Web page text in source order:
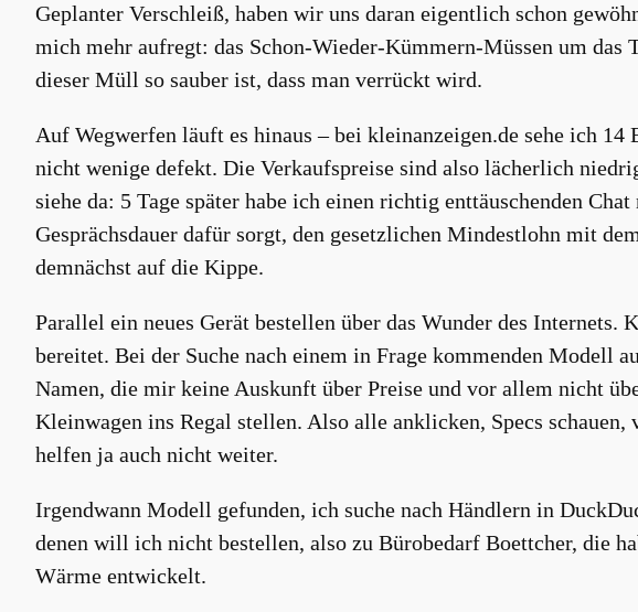
Geplanter Verschleiß, haben wir uns daran eigentlich schon
mich mehr aufregt: das Schon-Wieder-Kümmern-Müssen um das
dieser Müll so sauber ist, dass man verrückt wird.
Auf Wegwerfen läuft es hinaus – bei kleinanzeigen.de sehe ich
nicht wenige defekt. Die Verkaufspreise sind also lächerlich
siehe da: 5 Tage später habe ich einen richtig enttäuschenden
Gesprächsdauer dafür sorgt, den gesetzlichen Mindestlohn mit
demnächst auf die Kippe.
Parallel ein neues Gerät bestellen über das Wunder des
bereitet. Bei der Suche nach einem in Frage kommenden Modell
Namen, die mir keine Auskunft über Preise und vor allem nicht
Kleinwagen ins Regal stellen. Also alle anklicken, Specs
helfen ja auch nicht weiter.
Irgendwann Modell gefunden, ich suche nach Händlern in
denen will ich nicht bestellen, also zu Bürobedarf Boettcher, die
Wärme entwickelt.